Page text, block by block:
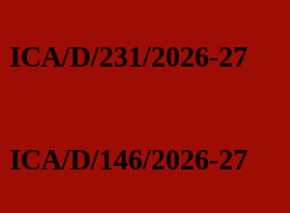
ICA/D/231/2026-27
ICA/D/146/2026-27